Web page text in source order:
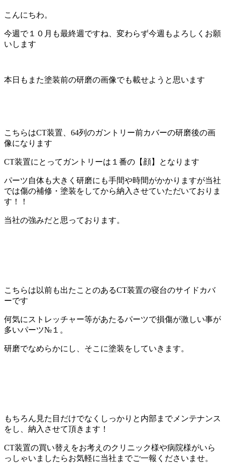
こんにちわ。
今週で１０月も最終週ですね、変わらず今週もよろしくお願
いします
本日もまた塗装前の研磨の画像でも載せようと思います
こちらはCT装置、64列のガントリー前カバーの研磨後の画
像になります
CT装置にとってガントリーは１番の【顔】となります
パーツ自体も大きく研磨にも手間や時間がかかりますが当社
では傷の補修・塗装をしてから納入させていただいておりま
す！！
当社の強みだと思っております。
こちらは以前も出たことのあるCT装置の寝台のサイドカバ
ーです
何気にストレッチャー等があたるパーツで損傷が激しい事が
多いパーツ№１。
研磨でなめらかにし、そこに塗装をしていきます。
もちろん見た目だけでなくしっかりと内部までメンテナンス
をし、納入させて頂きます！
CT装置の買い替えをお考えのクリニック様や病院様がいら
っしゃいましたらお気軽に当社までご一報くださいませ。